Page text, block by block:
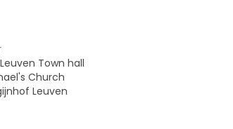
espetaculares do estilo gótico brabantino
perto desta maravilhosa praça,
E, aproximando-nos do nosso ponto
de São Damião.
e espetacular da cidade: o Gran Beguinario.
Town hall
Church
Leuven